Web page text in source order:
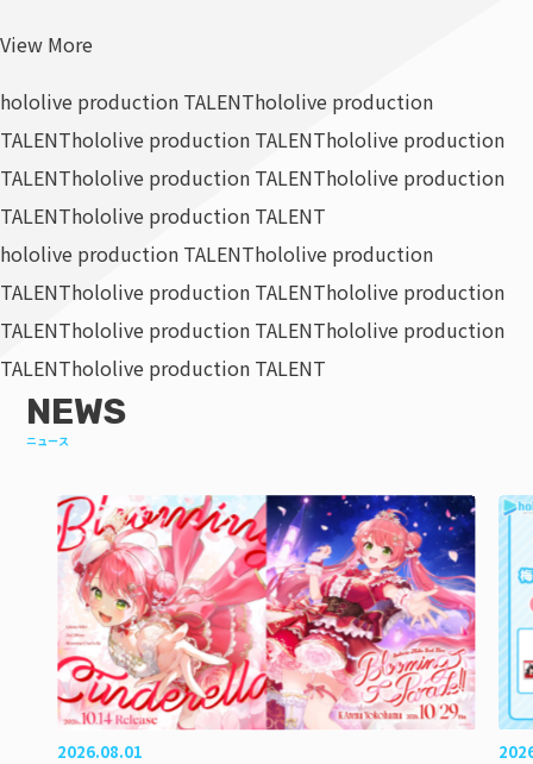
View More
hololive production TALENThololive production
TALENThololive production TALENThololive production
TALENThololive production TALENThololive production
TALENThololive production TALENT
hololive production TALENThololive production
TALENThololive production TALENThololive production
TALENThololive production TALENThololive production
TALENThololive production TALENT
NEWS
ニュース
2026.08.01